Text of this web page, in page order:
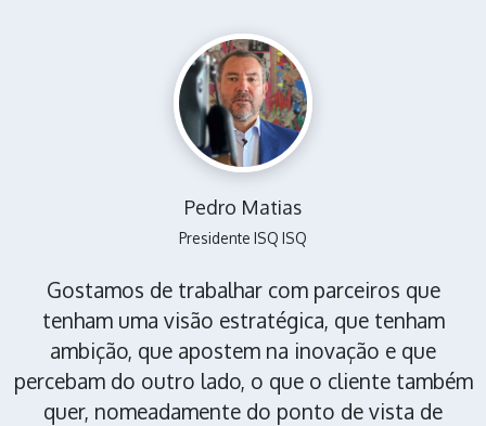
Pedro Matias
Presidente ISQ ISQ
Gostamos de trabalhar com parceiros que
tenham uma visão estratégica, que tenham
ambição, que apostem na inovação e que
percebam do outro lado, o que o cliente também
quer, nomeadamente do ponto de vista de